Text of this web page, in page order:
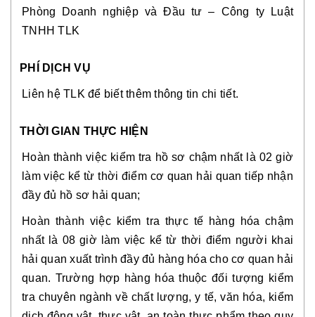
Phòng Doanh nghiệp và Đầu tư – Công ty Luật
TNHH TLK
PHÍ DỊCH VỤ
Liên hệ TLK để biết thêm thông tin chi tiết.
THỜI GIAN THỰC HIỆN
Hoàn thành việc kiểm tra hồ sơ chậm nhất là 02 giờ
làm việc kể từ thời điểm cơ quan hải quan tiếp nhận
đầy đủ hồ sơ hải quan;
Hoàn thành việc kiểm tra thực tế hàng hóa chậm
nhất là 08 giờ làm việc kể từ thời điểm người khai
hải quan xuất trình đầy đủ hàng hóa cho cơ quan hải
quan. Trường hợp hàng hóa thuộc đối tượng kiểm
tra chuyên ngành về chất lượng, y tế, văn hóa, kiểm